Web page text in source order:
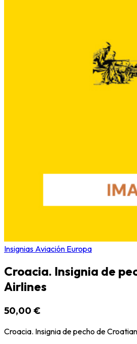
Insignias Aviación Europa
Croacia. Insignia de
Airlines
50,00 €
Croacia. Insignia de pecho de